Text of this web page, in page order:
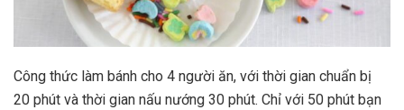
Công thức làm bánh cho 4 người ăn, với thời gian chuẩn bị
20 phút và thời gian nấu nướng 30 phút. Chỉ với 50 phút bạn